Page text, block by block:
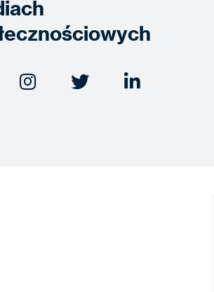
  